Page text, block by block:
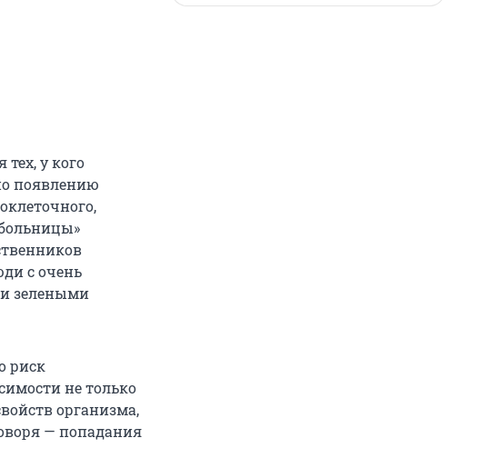
у кого
появлению
с очень
зелеными
риск
не только
организма,
— попадания